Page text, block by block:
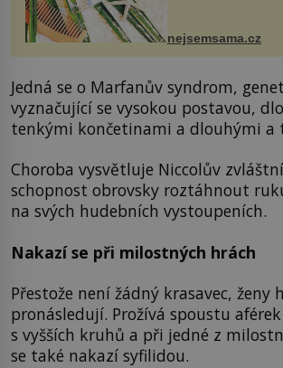
vlasy. ...
nejsemsama.cz
Jedná se o Marfanův syndrom,
vyznačující se vysokou postavou,
tenkými končetinami a dlouhými a
Choroba vysvětluje Niccolův
schopnost obrovsky roztáhnout
na svých hudebních vystoupeních.
Nakazí se při milostných hrách
Přestože není žádný krasavec, ženy
pronásledují. Prožívá spoustu
s vyšších kruhů a při jedné z
se také nakazí syfilidou.